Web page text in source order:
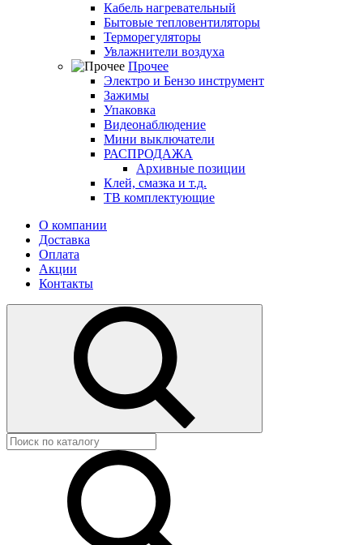
Кабель нагревательный
Бытовые тепловентиляторы
Терморегуляторы
Увлажнители воздуха
Прочее
Электро и Бензо инструмент
Зажимы
Упаковка
Видеонаблюдение
Мини выключатели
РАСПРОДАЖА
Архивные позиции
Клей, смазка и т.д.
ТВ комплектующие
О компании
Доставка
Оплата
Акции
Контакты